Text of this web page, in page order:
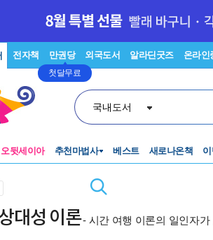
전자책 만권당
첫달무료
외국도서 알라딘굿즈 온라인
국내도서
오뒷세이아 추천마법사 베스트 새로나온책
대성 이론- 시간 여행 이론의 일인자가